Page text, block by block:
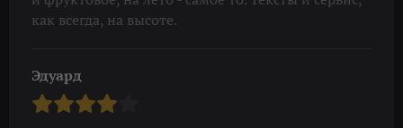
как всегда, на высоте.
Эдуард